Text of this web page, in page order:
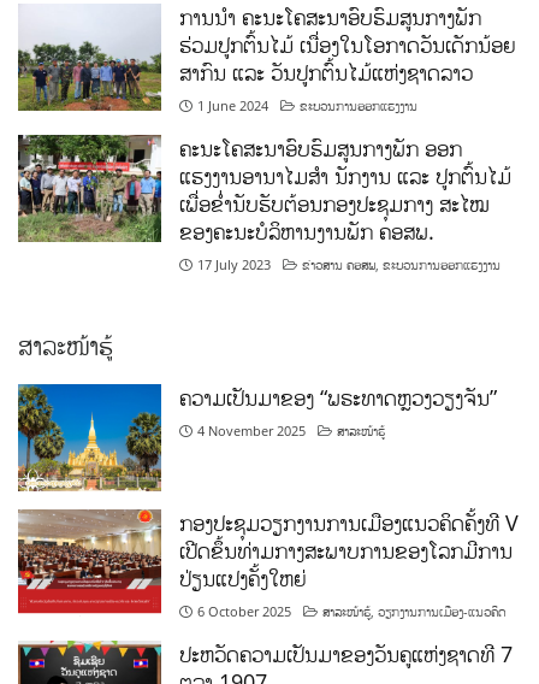
ການນໍາ ຄະນະໂຄສະນາອົບຮົມສູນກາງພັກ
ຮ່ວມປູກຕົ້ນໄມ້ ເນື່ອງໃນໂອກາດວັນເດັກນ້ອຍ
ສາກົນ ແລະ ວັນປູກຕົ້ນໄມ້ແຫ່ງຊາດລາວ
1 June 2024 ຂະບວນການອອກແຮງງານ
ຄະນະໂຄສະນາອົບຮົມສູນກາງພັກ ອອກ
ແຮງງານອານາໄມສໍາ ນັກງານ ແລະ ປູກຕົ້ນໄມ້
ເພື່ອຂໍ່ານັບຮັບຕ້ອນກອງປະຊຸມກາງ ສະໄໝ
ຂອງຄະນະບໍລິຫານງານພັກ ຄອສພ.
17 July 2023 ຂ່າວສານ ຄອສພ ,ຂະບວນການອອກແຮງງານ
ສາລະໜ້າຮູ້
ຄວາມເປັນມາຂອງ “ພຣະທາດຫຼວງວຽງຈັນ”
4 November 2025 ສາລະໜ້າຮູ້
ກອງປະຊຸມວຽກງານການເມືອງແນວຄິດຄັ້ງທີ V
ເປີດຂຶ້ນທ່າມກາງສະພາບການຂອງໂລກມີການ
ປ່ຽນແປງຄັ້ງໃຫຍ່
6 October 2025 ສາລະໜ້າຮູ້ ,ວຽກງານການເມືອງ-ແນວຄິດ
ປະຫວັດຄວາມເປັນມາຂອງວັນຄູແຫ່ງຊາດທີ 7